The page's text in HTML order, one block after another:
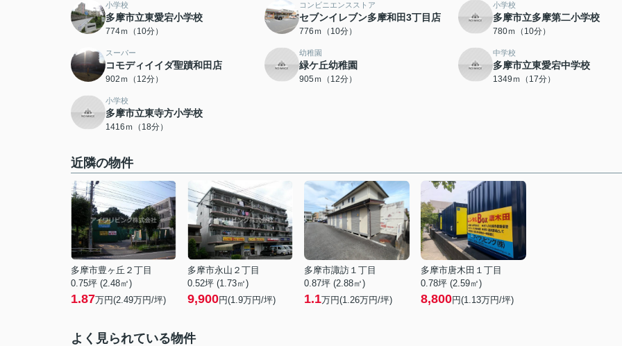
小学校
多摩市立東愛宕小学校
774ｍ（10分）
コンビニエンスストア
セブンイレブン多摩和田3丁目店
776ｍ（10分）
小学校
多摩市立多摩第二小学校
780ｍ（10分）
スーパー
コモディイイダ聖蹟和田店
902ｍ（12分）
幼稚園
緑ケ丘幼稚園
905ｍ（12分）
中学校
多摩市立東愛宕中学校
1349ｍ（17分）
小学校
多摩市立東寺方小学校
1416ｍ（18分）
近隣の物件
多摩市豊ヶ丘２丁目
0.75坪 (2.48㎡)
1.87万円(2.49万円/坪)
多摩市永山２丁目
0.52坪 (1.73㎡)
9,900円(1.9万円/坪)
多摩市諏訪１丁目
0.87坪 (2.88㎡)
1.1万円(1.26万円/坪)
多摩市唐木田１丁目
0.78坪 (2.59㎡)
8,800円(1.13万円/坪)
よく見られている物件